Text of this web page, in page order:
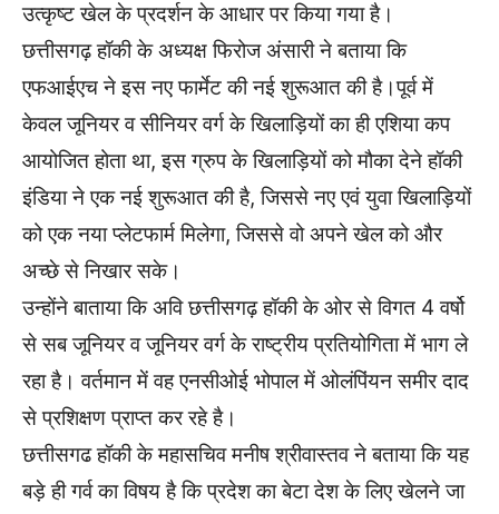
उत्कृष्ट खेल के प्रदर्शन के आधार पर किया गया है।
छत्तीसगढ़ हॉकी के अध्यक्ष फिरोज अंसारी ने बताया कि
एफआईएच ने इस नए फार्मेट की नई शुरूआत की है।पूर्व में
केवल जूनियर व सीनियर वर्ग के खिलाड़ियों का ही एशिया कप
आयोजित होता था, इस ग्रुप के खिलाड़ियों को मौका देने हॉकी
इंडिया ने एक नई शुरूआत की है, जिससे नए एवं युवा खिलाड़ियों
को एक नया प्लेटफार्म मिलेगा, जिससे वो अपने खेल को और
अच्छे से निखार सके।
उन्होंने बाताया कि अवि छत्तीसगढ़ हॉकी के ओर से विगत 4 वर्षो
से सब जूनियर व जूनियर वर्ग के राष्ट्रीय प्रतियोगिता में भाग ले
रहा है। वर्तमान में वह एनसीओई भोपाल में ओलंपिंयन समीर दाद
से प्रशिक्षण प्राप्त कर रहे है।
छत्तीसगढ हॉकी के महासचिव मनीष श्रीवास्तव ने बताया कि यह
बड़े ही गर्व का विषय है कि प्रदेश का बेटा देश के लिए खेलने जा